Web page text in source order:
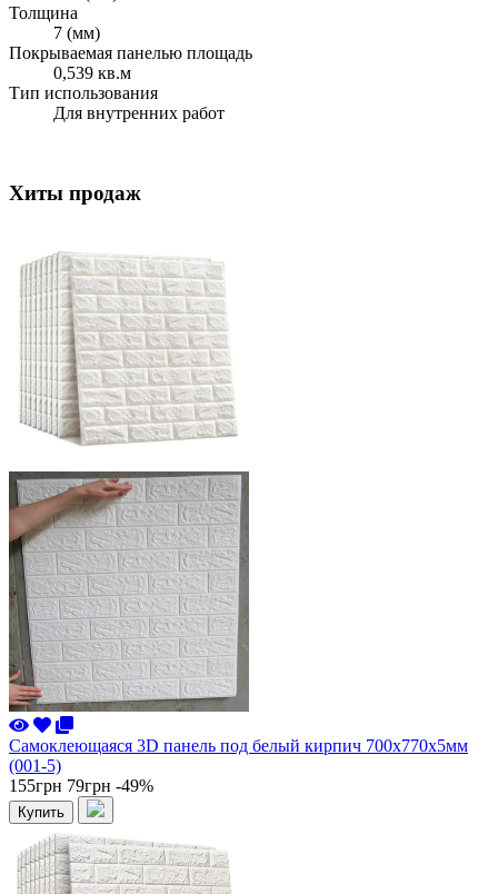
Толщина
7 (мм)
Покрываемая панелью площадь
0,539 кв.м
Тип использования
Для внутренних работ
Хиты продаж
Самоклеющаяся 3D панель под белый кирпич 700x770x5мм
(001-5)
155грн 79грн -49%
Купить